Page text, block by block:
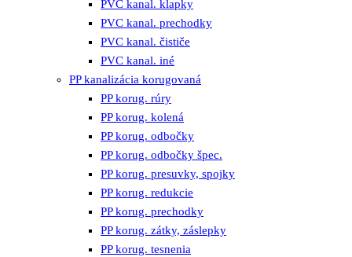
PVC kanal. klapky
PVC kanal. prechodky
PVC kanal. čističe
PVC kanal. iné
PP kanalizácia korugovaná
PP korug. rúry
PP korug. kolená
PP korug. odbočky
PP korug. odbočky špec.
PP korug. presuvky, spojky
PP korug. redukcie
PP korug. prechodky
PP korug. zátky, záslepky
PP korug. tesnenia